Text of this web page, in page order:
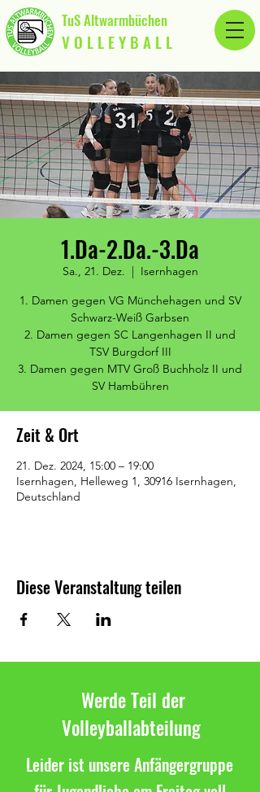
TuS Altwarmbüchen
V O L L E Y B A L L
1.Da-2.Da.-3.Da
Sa., 21. Dez.
  |
Isernhagen
1. Damen gegen VG Münchehagen und SV
Schwarz-Weiß Garbsen
2. Damen gegen SC Langenhagen II und
TSV Burgdorf III
3. Damen gegen MTV Groß Buchholz II und
SV Hambühren
Zeit & Ort
21. Dez. 2024, 15:00 – 19:00
Isernhagen, Helleweg 1, 30916 Isernhagen,
Deutschland
Diese Veranstaltung teilen
Werde Teil der
Volleyballabteilung
Leider ist unsere Anfängergruppe